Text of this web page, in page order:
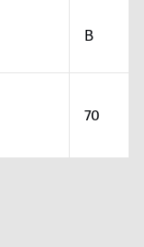
B
70